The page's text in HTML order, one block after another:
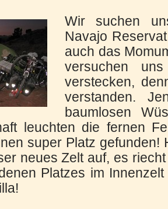
Wir suchen
Navajo
auch das
versuchen
verstecken,
verstanden.
baumlosen
leuchten die fernen
super Platz gefunden!
neues Zelt auf, es
Platzes im